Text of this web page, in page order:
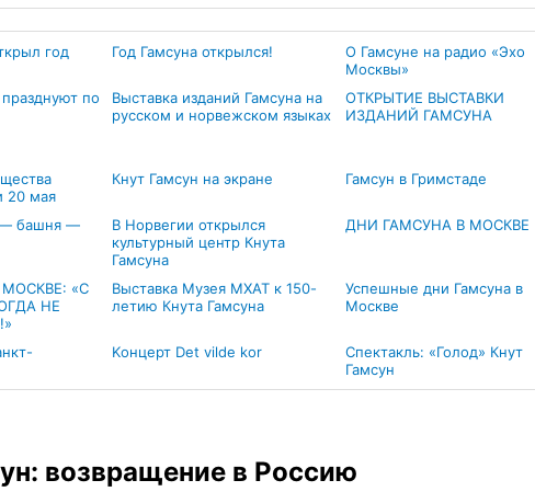
год
Год Гамсуна открылся!
О Гамсуне на радио «Эхо
Москвы»
по
Выставка изданий Гамсуна на
русском и норвежском языках
ОТКРЫТИЕ ВЫСТАВКИ
ИЗДАНИЙ ГАМСУНА
20 мая
Кнут Гамсун на экране Гамсун в Гримстаде
— башня —
В Норвегии открылся
культурный центр Кнута
Гамсуна
ДНИ ГАМСУНА В МОСКВЕ
«С
НЕ
Выставка Музея МХАТ к 150-
летию Кнута Гамсуна
Успешные дни Гамсуна в
Москве
Kонцерт Det vilde kor
Спектакль: «Голод» Кнут
Гамсун
возвращение в Россию